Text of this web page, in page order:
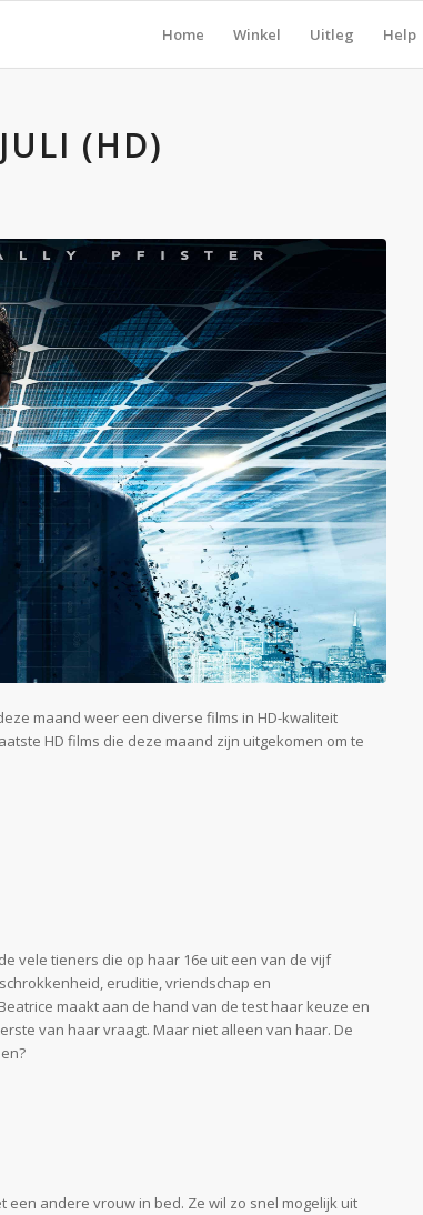
Home Winkel Uitleg Help
(HD)
maand weer een diverse films in HD-kwaliteit
HD films die deze maand zijn uitgekomen om te
vele tieners die op haar 16e uit een van de vijf
eruditie, vriendschap en
maakt aan de hand van de test haar keuze en
van haar vraagt. Maar niet alleen van haar. De
andere vrouw in bed. Ze wil zo snel mogelijk uit